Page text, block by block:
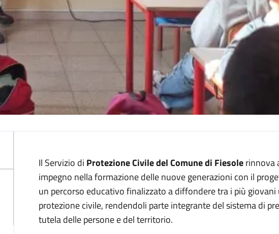
Descrizione
Il Servizio di Protezione Civile del Comune di Fiesolerinnova
impegno nella formazione delle nuove generazioni con il
un percorso educativo finalizzato a diffondere tra i più
protezione civile, rendendoli parte integrante del sistema di
tutela delle persone e del territorio.